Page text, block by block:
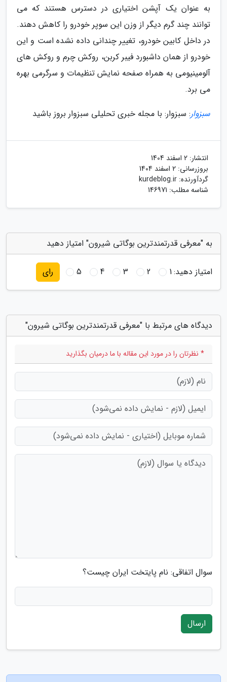
به عنوان یک آپشن اختیاری در دسترس هستند که می
توانند چند گرم دیگر از وزن این سوپر خودرو را کاهش دهند.
در داخل کابین خودرو، تغییر چندانی داده نشده است و این
خودرو از همان داشبورد فیبر کربن، روکش چرم و روکش های
آلومینیومی به همراه صفحه نمایش تنظیمات و سرگرمی بهره
می برد.
سبزوار: سبزوار: با مجله خبری تحلیلی سبزوار بروز باشید
انتشار: 2 اسفند 1404
بروزرسانی: 2 اسفند 1404
گردآورنده: kurdeblog.ir
شناسه مطلب: 146971
به "معرفی قدرتمندترین بوگاتی شیرون" امتیاز دهید
امتیاز دهید:1
2
3
4
5 رای
دیدگاه های مرتبط با "معرفی قدرتمندترین بوگاتی شیرون"
* نظرتان را در مورد این مقاله با ما درمیان بگذارید
سوال اتفاقی: نام پایتخت ایران چیست؟
ارسال